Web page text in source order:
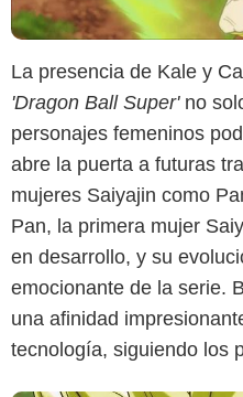
La presencia de Kale y
'Dragon Ball Super' no
personajes femeninos
abre la puerta a futuras
mujeres Saiyajin como
Pan, la primera mujer
en desarrollo, y su
emocionante de la serie.
una afinidad
tecnología, siguiendo los